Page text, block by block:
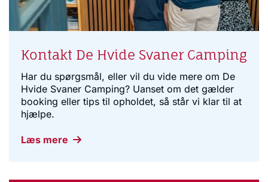
Kontakt De Hvide Svaner Camping
Har du spørgsmål, eller vil du vide mere om De
Hvide Svaner Camping? Uanset om det gælder
booking eller tips til opholdet, så står vi klar til at
hjælpe.
Læs mere